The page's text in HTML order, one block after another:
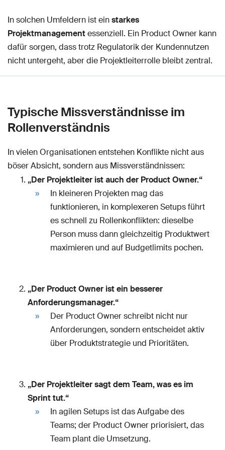
In solchen Umfeldern ist einstarkes
Projektmanagementessenziell. Ein Product Owner kann
dafür sorgen, dass trotz Regulatorik der Kundennutzen
nicht untergeht, aber die Projektleiterrolle bleibt zentral.
Typische Missverständnisse im
Rollenverständnis
In vielen Organisationen entstehen Konflikte nicht aus
böser Absicht, sondern aus Missverständnissen:
„Der Projektleiter ist auch der Product Owner.“
In kleineren Projekten mag das
funktionieren, in komplexeren Setups führt
es schnell zu Rollenkonflikten: dieselbe
Person muss dann gleichzeitig Produktwert
maximieren und auf Budgetlimits pochen.
„Der Product Owner ist ein besserer
Anforderungsmanager.“
Der Product Owner schreibt nicht nur
Anforderungen, sondern entscheidet aktiv
über Produktstrategie und Prioritäten.
„Der Projektleiter sagt dem Team, was es im
Sprint tut.“
In agilen Setups ist das Aufgabe des
Teams; der Product Owner priorisiert, das
Team plant die Umsetzung.